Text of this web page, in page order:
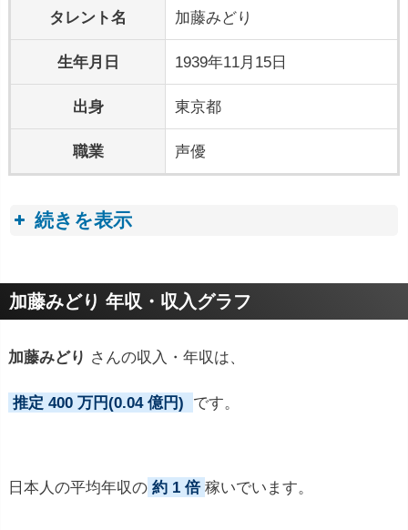
タレント名 加藤みどり
生年月日 1939年11月15日
出身 東京都
職業 声優
続きを表示
プロフィールトピック
加藤みどり 年収・収入グラフ
加藤みどり さんの収入・年収は、
推定 400 万円(0.04 億円) です。
日本人の平均年収の 約 1 倍 稼いでいます。